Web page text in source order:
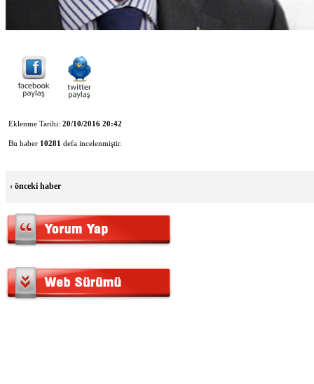
Eklenme Tarihi: 20/10/2016 20:42
Bu haber 10281 defa incelenmiştir.
‹ önceki haber